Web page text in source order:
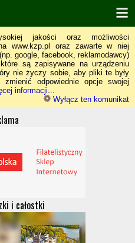
jakości oraz możliwości
www.kzp.pl oraz zawarte w niej
google, facebook, reklamodawcy)
są zapisywane na urządzeniu
nie życzy sobie, aby pliki te były
odpowiednie opcje swojej
informacji...
Wyłącz ten komunikat
i całostki